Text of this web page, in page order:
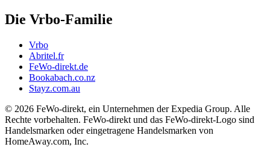
Die Vrbo-Familie
Vrbo
Abritel.fr
FeWo-direkt.de
Bookabach.co.nz
Stayz.com.au
© 2026 FeWo-direkt, ein Unternehmen der Expedia Group. Alle
Rechte vorbehalten. FeWo-direkt und das FeWo-direkt-Logo sind
Handelsmarken oder eingetragene Handelsmarken von
HomeAway.com, Inc.